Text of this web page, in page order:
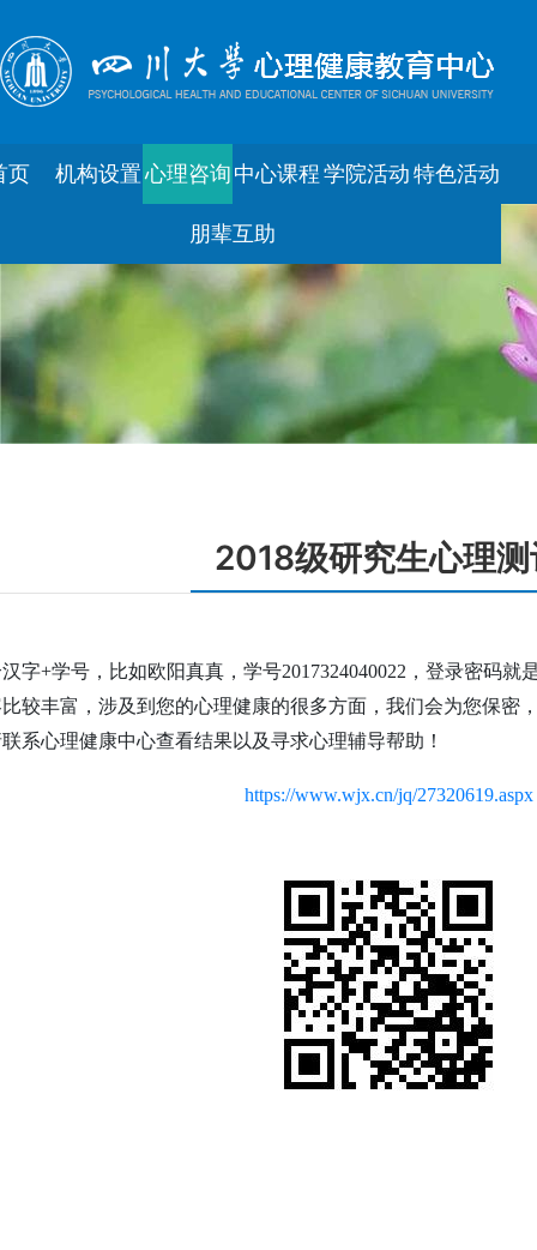
页 机构设置心理咨询中心课程学院活动特色活动
朋辈互助
2018级研究生心理测
字+学号，比如欧阳真真，学号2017324040022，登录密码就
较丰富，涉及到您的心理健康的很多方面，我们会为您保密
系心理健康中心查看结果以及寻求心理辅导帮助！
https://www.wjx.cn/jq/27320619.aspx